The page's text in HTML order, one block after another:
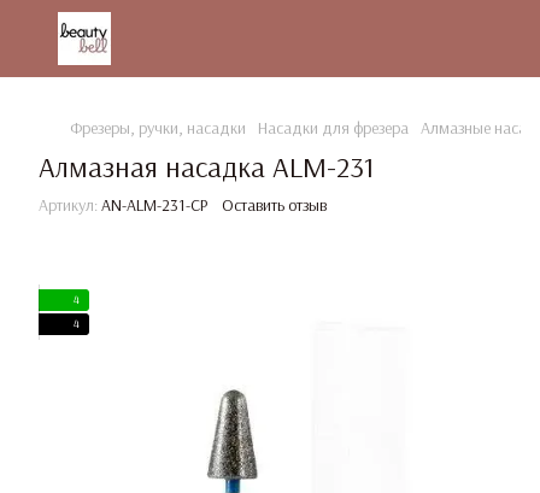
Фрезеры, ручки, насадки Насадки для фрезера Алмазные
Алмазная насадка ALM-231
Артикул: AN-ALM-231-CP Оставить отзыв
4
4